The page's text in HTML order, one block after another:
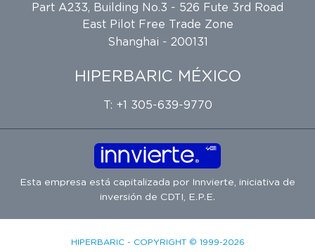
Part A233, Building No.3 - 526 Fute 3rd Road
East Pilot Free Trade Zone
Shanghai - 200131
HIPERBARIC MÉXICO
T: +1 305-639-9770
Esta empresa está capitalizada por Innvierte, iniciativa de
inversión de CDTI, E.P.E.
HIPERBARIC - COPYRIGHT © 1999-2026